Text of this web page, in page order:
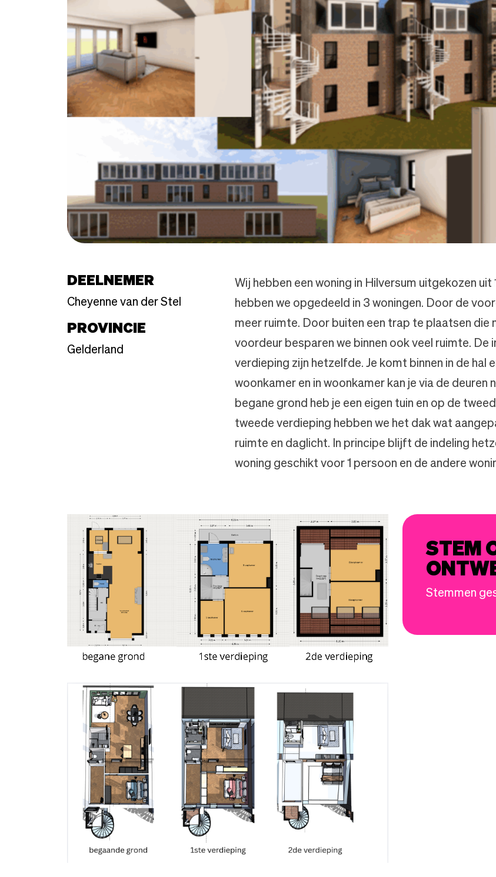
DEELNEMER
Cheyenne van der Stel
PROVINCIE
Gelderland
Wij hebben een woning in Hilversum uitgekozen
hebben we opgedeeld in 3 woningen. Door de
meer ruimte. Door buiten een trap te plaatsen die
voordeur besparen we binnen ook veel ruimte.
verdieping zijn hetzelfde. Je komt binnen in de hal
woonkamer en in woonkamer kan je via de
begane grond heb je een eigen tuin en op de
tweede verdieping hebben we het dak wat
ruimte en daglicht. In principe blijft de indeling
woning geschikt voor 1 persoon en de andere
STEM
Stemmen